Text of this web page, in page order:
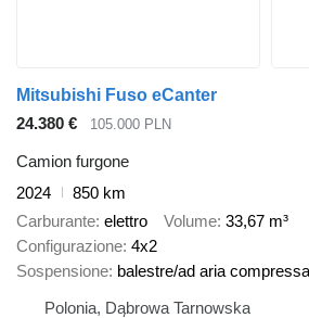
Mitsubishi Fuso eCanter
24.380 €
105.000 PLN
Camion furgone
2024
850 km
Carburante elettro Volume 33,67 m³
Configurazione 4x2
Sospensione balestre/ad aria compressa
Polonia, Dąbrowa Tarnowska